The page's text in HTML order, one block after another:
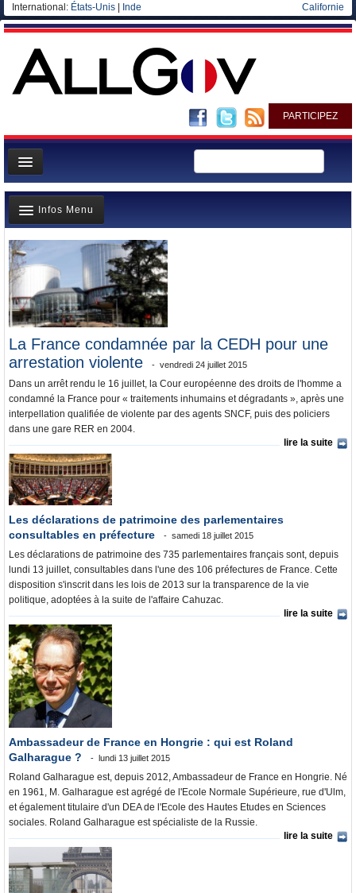
International: États-Unis Inde Californie
PARTICIPEZ
Page d'accueil
Infos
Gouvernement
Ministères/Directions
Blog
Elections européennes
Infos Menu
Dernieres infos
Elections européennes
A la Une
Polémiques
Où va l’argent?
La France et le Monde
La France condamnée par la CEDH pour une
arrestation violente
vendredi 24 juillet 2015
Dans un arrêt rendu le 16 juillet, la Cour européenne des droits de l'homme a
condamné la France pour « traitements inhumains et dégradants », après une
interpellation qualifiée de violente par des agents SNCF, puis des policiers
dans une gare RER en 2004.
lire la suite
Les déclarations de patrimoine des parlementaires
consultables en préfecture
samedi 18 juillet 2015
Les déclarations de patrimoine des 735 parlementaires français sont, depuis
lundi 13 juillet, consultables dans l'une des 106 préfectures de France. Cette
disposition s'inscrit dans les lois de 2013 sur la transparence de la vie
politique, adoptées à la suite de l'affaire Cahuzac.
lire la suite
Ambassadeur de France en Hongrie : qui est Roland
Galharague ?
lundi 13 juillet 2015
Roland Galharague est, depuis 2012, Ambassadeur de France en Hongrie. Né
en 1961, M. Galharague est agrégé de l'Ecole Normale Supérieure, rue d'Ulm,
et également titulaire d'un DEA de l'Ecole des Hautes Etudes en Sciences
sociales. Roland Galharague est spécialiste de la Russie.
lire la suite